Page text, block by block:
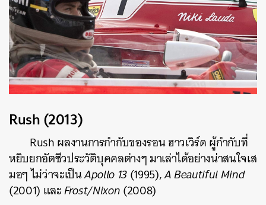
Rush (2013)
Rush ผลงานการกำกับของรอน ฮาวเวิร์ด ผู้กำกับที่
หยิบยกอัตชีวประวัติบุคคลต่างๆ มาเล่าได้อย่างน่าสนใจเส
มอๆ ไม่ว่าจะเป็นApollo 13(1995),A Beautiful Mind
(2001) และFrost/Nixon(2008)